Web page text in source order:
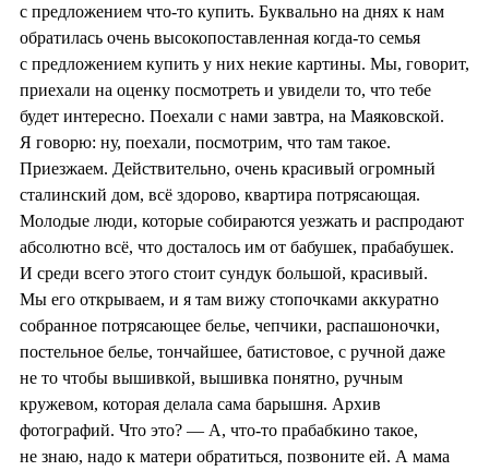
с предложением что-то купить. Буквально на днях к нам
обратилась очень высокопоставленная когда-то семья
с предложением купить у них некие картины. Мы, говорит,
приехали на оценку посмотреть и увидели то, что тебе
будет интересно. Поехали с нами завтра, на Маяковской.
Я говорю: ну, поехали, посмотрим, что там такое.
Приезжаем. Действительно, очень красивый огромный
сталинский дом, всё здорово, квартира потрясающая.
Молодые люди, которые собираются уезжать и распродают
абсолютно всё, что досталось им от бабушек, прабабушек.
И среди всего этого стоит сундук большой, красивый.
Мы его открываем, и я там вижу стопочками аккуратно
собранное потрясающее белье, чепчики, распашоночки,
постельное белье, тончайшее, батистовое, с ручной даже
не то чтобы вышивкой, вышивка понятно, ручным
кружевом, которая делала сама барышня. Архив
фотографий. Что это? — А, что-то прабабкино такое,
не знаю, надо к матери обратиться, позвоните ей. А мама